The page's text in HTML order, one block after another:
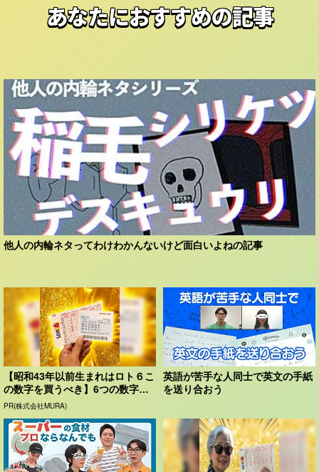
あなたにおすすめの記事
他人の内輪ネタってわけわかんないけど面白いよねの記事
【昭和43年以前生まれはロト６こ
の数字を買うべき】6つの数字が
「完全一致」する方...
PR(株式会社MURA)
英語が苦手な人同士で英文の手紙
を送り合おう